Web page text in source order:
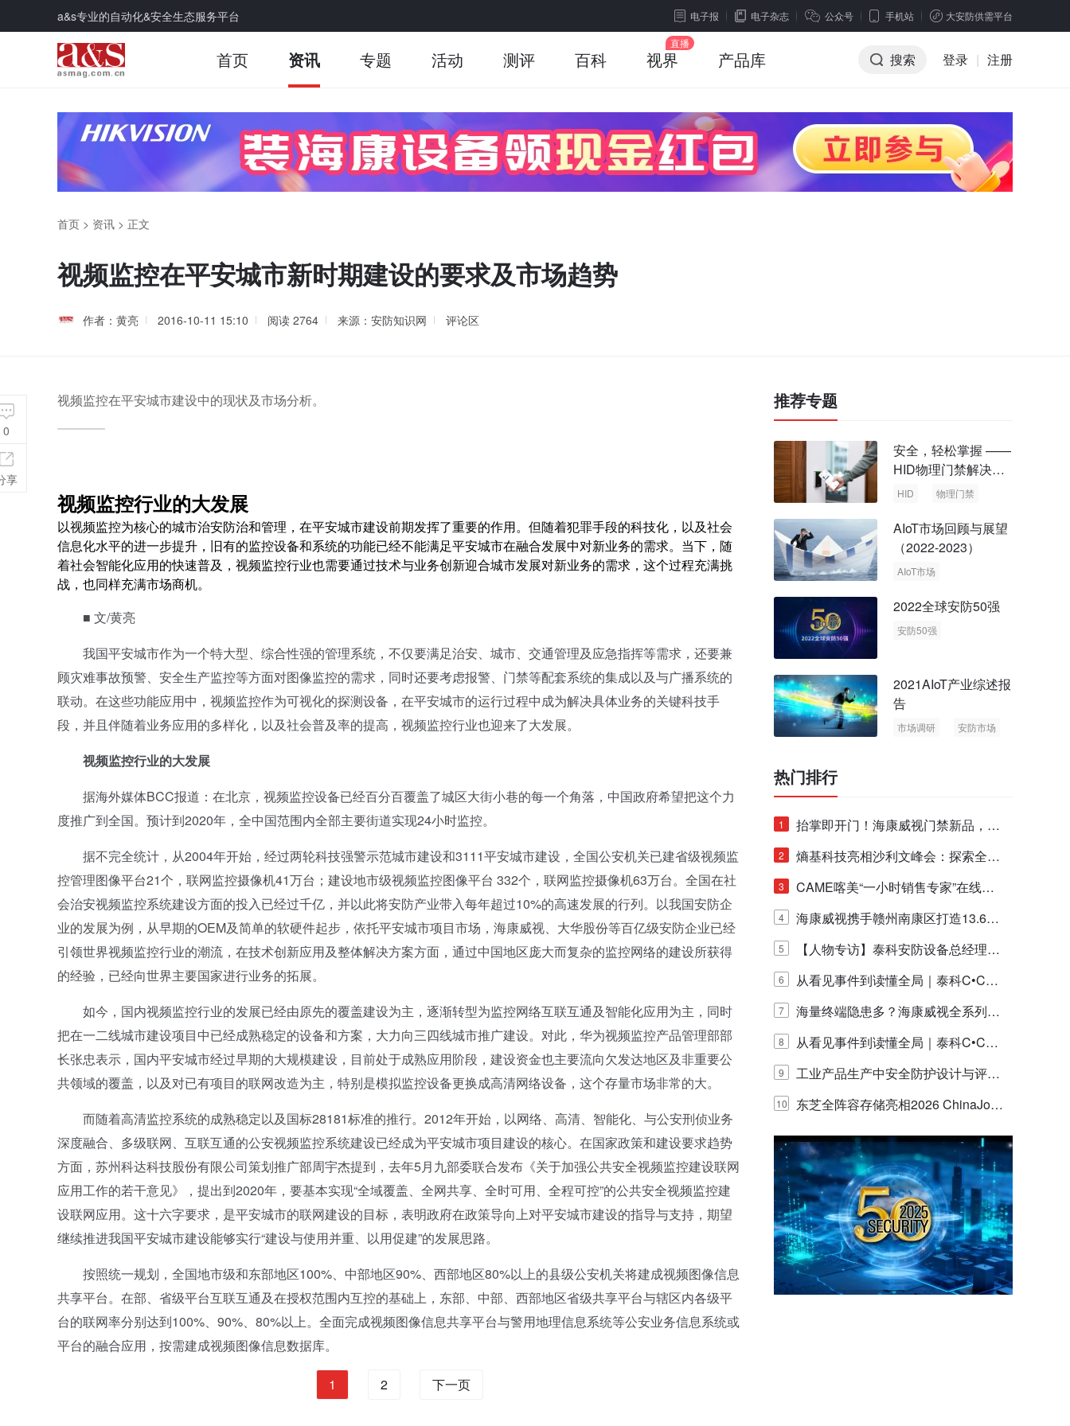
a&s专业的自动化&安全生态服务平台 电子报 电子杂志 公众号 手机站 大安防供需平台
首页 资讯 专题 活动 测评 百科 视界 产品库 搜索 登录 | 注册
首页 > 资讯 > 正文
视频监控在平安城市新时期建设的要求及市场趋势
作者：黄亮 2016-10-11 15:10 阅读 2764 来源：安防知识网 评论区
视频监控在平安城市建设中的现状及市场分析。
视频监控行业的大发展
以视频监控为核心的城市治安防治和管理，在平安城市建设前期发挥了重要的作用。但随着犯罪手段的科技化，以及社会
信息化水平的进一步提升，旧有的监控设备和系统的功能已经不能满足平安城市在融合发展中对新业务的需求。当下，随
着社会智能化应用的快速普及，视频监控行业也需要通过技术与业务创新迎合城市发展对新业务的需求，这个过程充满挑
战，也同样充满市场商机。
■ 文/黄亮
我国平安城市作为一个特大型、综合性强的管理系统，不仅要满足治安、城市、交通管理及应急指挥等需求，还要兼
顾灾难事故预警、安全生产监控等方面对图像监控的需求，同时还要考虑报警、门禁等配套系统的集成以及与广播系统的
联动。在这些功能应用中，视频监控作为可视化的探测设备，在平安城市的运行过程中成为解决具体业务的关键科技手
段，并且伴随着业务应用的多样化，以及社会普及率的提高，视频监控行业也迎来了大发展。
视频监控行业的大发展
据海外媒体BCC报道：在北京，视频监控设备已经百分百覆盖了城区大街小巷的每一个角落，中国政府希望把这个力
度推广到全国。预计到2020年，全中国范围内全部主要街道实现24小时监控。
据不完全统计，从2004年开始，经过两轮科技强警示范城市建设和3111平安城市建设，全国公安机关已建省级视频监
控管理图像平台21个，联网监控摄像机41万台；建设地市级视频监控图像平台 332个，联网监控摄像机63万台。全国在社
会治安视频监控系统建设方面的投入已经过千亿，并以此将安防产业带入每年超过10%的高速发展的行列。以我国安防企
业的发展为例，从早期的OEM及简单的软硬件起步，依托平安城市项目市场，海康威视、大华股份等百亿级安防企业已经
引领世界视频监控行业的潮流，在技术创新应用及整体解决方案方面，通过中国地区庞大而复杂的监控网络的建设所获得
的经验，已经向世界主要国家进行业务的拓展。
如今，国内视频监控行业的发展已经由原先的覆盖建设为主，逐渐转型为监控网络互联互通及智能化应用为主，同时
把在一二线城市建设项目中已经成熟稳定的设备和方案，大力向三四线城市推广建设。对此，华为视频监控产品管理部部
长张忠表示，国内平安城市经过早期的大规模建设，目前处于成熟应用阶段，建设资金也主要流向欠发达地区及非重要公
共领域的覆盖，以及对已有项目的联网改造为主，特别是模拟监控设备更换成高清网络设备，这个存量市场非常的大。
而随着高清监控系统的成熟稳定以及国标28181标准的推行。2012年开始，以网络、高清、智能化、与公安刑侦业务
深度融合、多级联网、互联互通的公安视频监控系统建设已经成为平安城市项目建设的核心。在国家政策和建设要求趋势
方面，苏州科达科技股份有限公司策划推广部周宇杰提到，去年5月九部委联合发布《关于加强公共安全视频监控建设联网
应用工作的若干意见》，提出到2020年，要基本实现“全域覆盖、全网共享、全时可用、全程可控”的公共安全视频监控建
设联网应用。这十六字要求，是平安城市的联网建设的目标，表明政府在政策导向上对平安城市建设的指导与支持，期望
继续推进我国平安城市建设能够实行“建设与使用并重、以用促建”的发展思路。
按照统一规划，全国地市级和东部地区100%、中部地区90%、西部地区80%以上的县级公安机关将建成视频图像信息
共享平台。在部、省级平台互联互通及在授权范围内互控的基础上，东部、中部、西部地区省级共享平台与辖区内各级平
台的联网率分别达到100%、90%、80%以上。全面完成视频图像信息共享平台与警用地理信息系统等公安业务信息系统或
平台的融合应用，按需建成视频图像信息数据库。
1 2 下一页
0
享
推荐专题
安全，轻松掌握 ——
HID物理门禁解决方
案，启动智慧安全新
HID 物理门禁
AIoT市场回顾与展望
（2022-2023）
AIoT市场
2022全球安防50强
安防50强
2021AIoT产业综述报
告
市场调研
安防市场
热门排行
1
抬掌即开门！海康威视门禁新品，不
止认人脸，更认"掌"中静脉！
2
熵基科技亮相沙利文峰会：探索全栈
脑机技术商业化生态新路径
3
CAME喀美“一小时销售专家”在线赋
能培训正式启动！
4
海康威视携手赣州南康区打造13.6公
里绿波网
5
【人物专访】泰科安防设备总经理张
宁解码安防出海新范式
6
从看见事件到读懂全局｜泰科C•CUR
E IQ 3.20开启安防运营智能新时代
7
海量终端隐患多？海康威视全系列物
联安全产品，四层守护更放心！
8
从看见事件到读懂全局｜泰科C•CUR
E IQ 3.20开启安防运营智能新时代
9
工业产品生产中安全防护设计与评估
的实践与探讨
10
东芝全阵容存储亮相2026 ChinaJo
y，以海量数据底座赋能“与AI同游”新
体验